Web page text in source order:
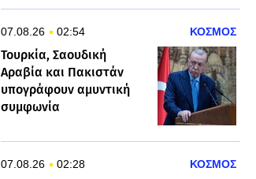
07.08.26 02:54 ΚΟΣΜΟΣ
Τουρκία, Σαουδική
Αραβία και Πακιστάν
υπογράφουν αμυντική
συμφωνία
07.08.26 02:28 ΚΟΣΜΟΣ